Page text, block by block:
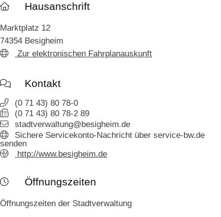
Hausanschrift
Marktplatz 12
74354 Besigheim
Zur elektronischen Fahrplanauskunft
Kontakt
(0 71 43) 80 78-0
(0 71 43) 80 78-2 89
stadtverwaltung@besigheim.de
Sichere Servicekonto-Nachricht über service-bw.de
senden
http://www.besigheim.de
Öffnungszeiten
Öffnungszeiten der Stadtverwaltung